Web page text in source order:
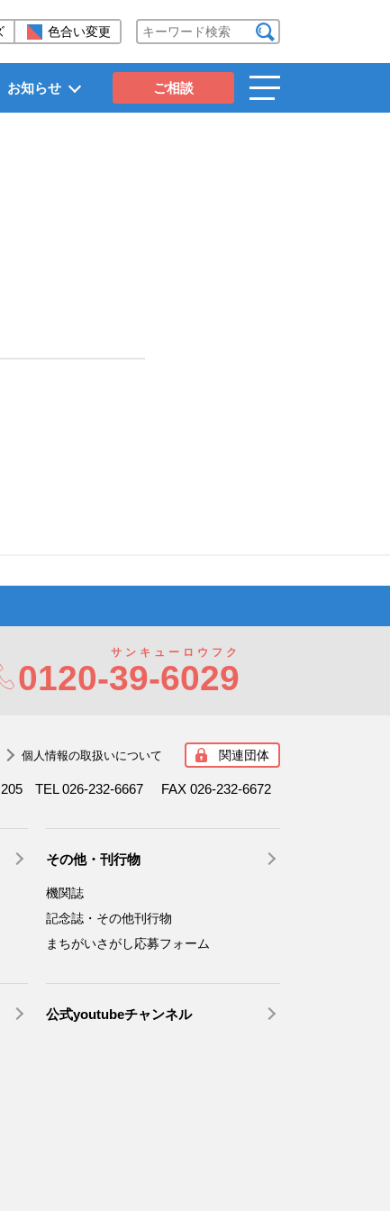
色合い変更
お知らせ ご相談
toggle
0120-39-6029
サンキューロウフク
個人情報の取扱いについて 関連団体
TEL 026-232-6667 FAX 026-232-6672
その他・刊行物
機関誌
記念誌・その他刊行物
まちがいさがし応募フォーム
公式youtubeチャンネル